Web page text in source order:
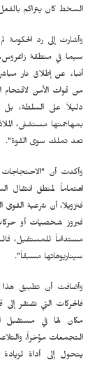
السخط كان يتراكم
وأشارت إلى رد الحكومة
سيما في منطقة
أنباء عن إطلاق نار
من قوات الأمن لاقتحام
دليلاً على السلطة، بل
بمهاجمتها مستشفى،
تعد تملك سوى القوة".
وأكدت أن "الاحتجاجات
اهتماماً لمنطق انتقال
فنزويلا، أن شرعية
فبروز شخصيات أو
مستداماً للمستقبل،
سيناريوهاتها مسبقاً".
وأضافت أن تطبيق هذا
فالحركات التي تفتقر
مكان لها في مستقبل
التجمعات مؤخراً،
يتحول إلى أداة